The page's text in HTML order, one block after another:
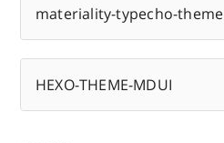
materiality-typecho-theme
HEXO-THEME-MDUI